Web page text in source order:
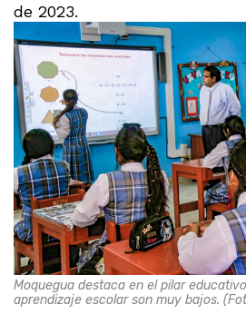
de 2023.
Moquegua destaca en el pilar
aprendizaje escolar son muy bajos.